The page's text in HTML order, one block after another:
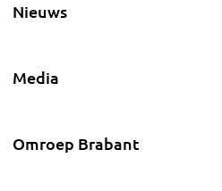
Nieuws
Media
Omroep Brabant